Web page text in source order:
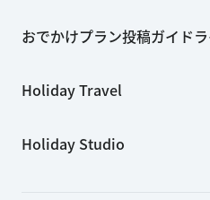
おでかけプラン投稿ガイド
Holiday Travel
Holiday Studio